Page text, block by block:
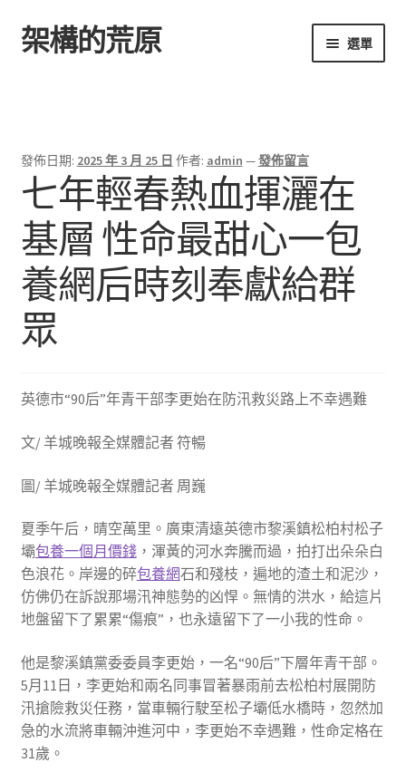
跳
至
跳
至
架構的荒原 選單
發佈日期: 2025 年 3 月 25 日 作者: admin —發佈留言
七年輕春熱血揮灑在
基層 性命最甜心一包
養網后時刻奉獻給群
眾
英德市“90后”年青干部李更始在防汛救災路上不幸遇難
文/ 羊城晚報全媒體記者 符暢
圖/ 羊城晚報全媒體記者 周巍
夏季午后，晴空萬里。廣東清遠英德市黎溪鎮松柏村松子
壩包養一個月價錢，渾黃的河水奔騰而過，拍打出朵朵白
色浪花。岸邊的碎包養網石和殘枝，遍地的渣土和泥沙，
仿佛仍在訴說那場汛神態勢的凶悍。無情的洪水，給這片
地盤留下了累累“傷痕”，也永遠留下了一小我的性命。
他是黎溪鎮黨委委員李更始，一名“90后”下層年青干部。
5月11日，李更始和兩名同事冒著暴雨前去松柏村展開防
汛搶險救災任務，當車輛行駛至松子壩低水橋時，忽然加
急的水流將車輛沖進河中，李更始不幸遇難，性命定格在
31歲。